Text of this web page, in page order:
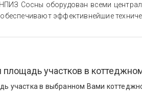
Сосны оборудован всеми
эффективнейшие
площадь участков в
участка в выбранном Вами